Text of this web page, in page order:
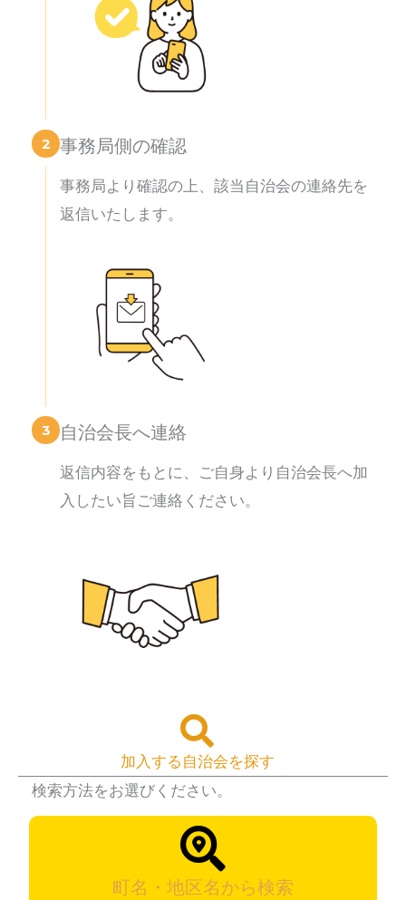
2 事務局側の確認
事務局より確認の上、該当自治会の連絡先を
返信いたします。
3 自治会長へ連絡
返信内容をもとに、ご自身より自治会長へ加
入したい旨ご連絡ください。
加入する自治会を探す
検索方法をお選びください。
町名・地区名から検索